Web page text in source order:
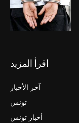
اقرأ المزيد
آخر الأخبار
تونس
أخبار تونس